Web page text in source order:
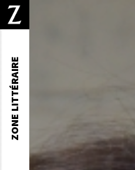
ZONE LITTÉRAIRE